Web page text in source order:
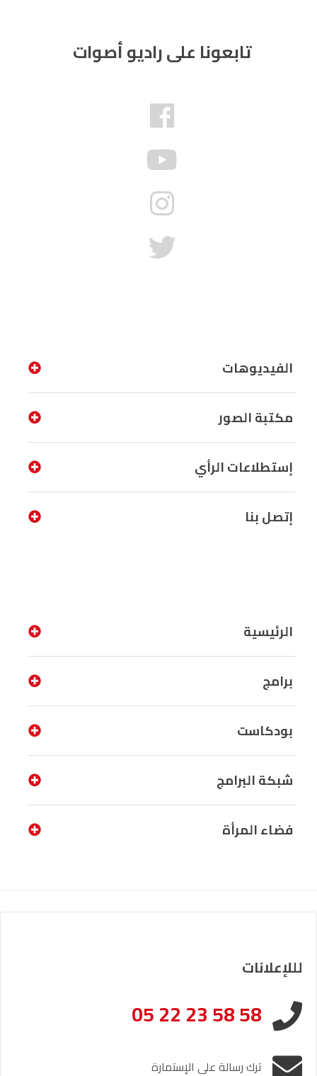
تابعونا على راديو أصوات
الفيديوهات
مكتبة الصور
إستطلاعات الرأي
إتصل بنا
الرئيسية
برامج
بودكاست
شبكة البرامج
فضاء المرأة
لللإعلانات
05 22 23 58 58
ترك رسالة على الإستمارة